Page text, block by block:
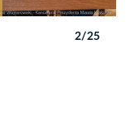
2/25